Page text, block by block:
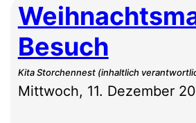
Besuch
Kita Storchennest (inhaltlich
Mittwoch, 11. Dezember